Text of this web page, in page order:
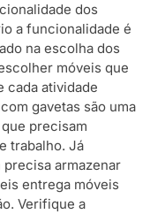
dos
a funcionalidade é
na escolha dos
móveis que
cada atividade
gavetas são uma
precisam
trabalho. Já
precisa armazenar
entrega móveis
Verifique a